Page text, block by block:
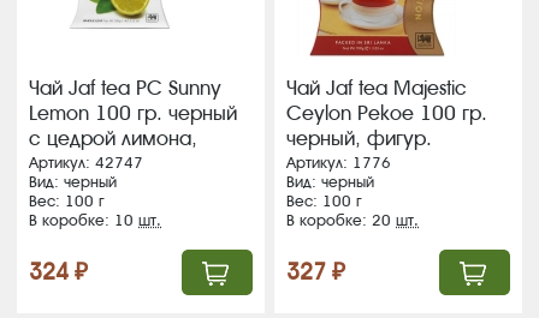
Чай Jaf tea PC Sunny
Lemon 100 гр. черный
с цедрой лимона,
картон (10) (217)
ВЛОЖЕНИЕ !!!!
Артикул: 42747
Вид: черный
Вес: 100 г
В коробке: 10шт.
324 ₽
Чай Jaf tea Majestic
Сeylon Pekoe 100 гр.
черный, фигур.
карт.пачка (20) (1)
Артикул: 1776
Вид: черный
Вес: 100 г
В коробке: 20шт.
327 ₽